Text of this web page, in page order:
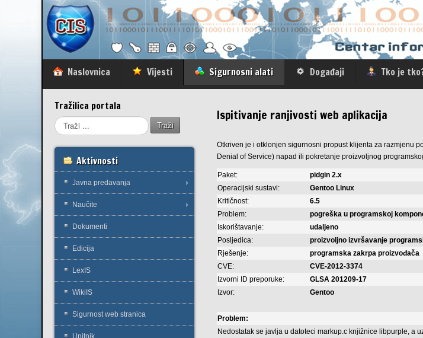
Naslovnica Vijesti Sigurnosni alati Događaji Tko je
Ispitivanje ranjivosti web aplikacija
Otkriven je i otklonjen sigurnosni propust klijenta za razmjenu
Denial of Service) napad ili pokretanje proizvoljnog
Paket:
pidgin 2.x
Operacijski sustavi:
Gentoo Linux
Kritičnost:
6.5
Problem:
pogreška u programskoj
Iskorištavanje:
udaljeno
Posljedica:
proizvoljno izvršavanje
Rješenje:
programska zakrpa proizvođača
CVE:
CVE-2012-3374
Izvorni ID preporuke:
GLSA 201209-17
Izvor:
Gentoo
Problem:
Nedostatak se javlja u datoteci markup.c knjižnice libpurple, a
Tražilica portala
Traži
Aktivnosti
Javna predavanja
Naučite
Dokumenti
Edicija
LexIS
WikiIS
Sigurnost web stranica
Upitnik